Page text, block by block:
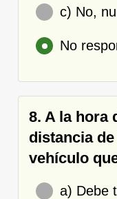
c) No,
No
8. A la hora
distancia
vehículo
a) Debe